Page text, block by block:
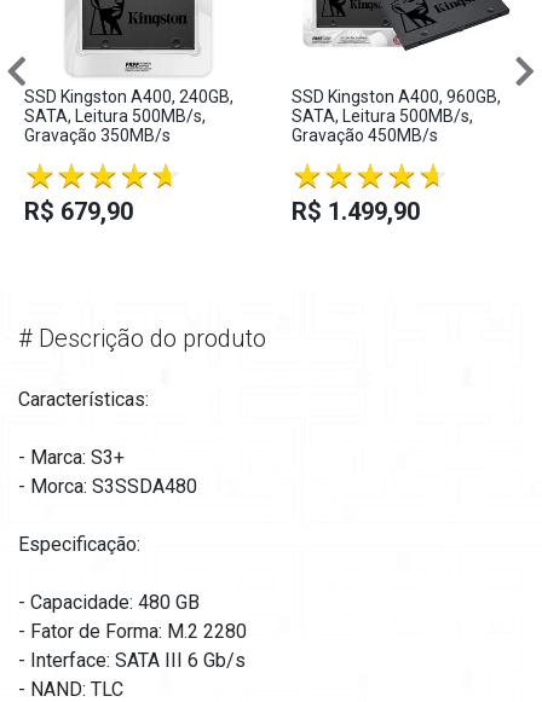
SSD Kingston A400, 240GB,
SATA, Leitura 500MB/s,
Gravação 350MB/s
R$ 679,90
SSD Kingston A400, 960GB,
SATA, Leitura 500MB/s,
Gravação 450MB/s
R$ 1.499,90
# Descrição do produto
Características:
- Marca: S3+
- Morca: S3SSDA480
Especificação:
- Capacidade: 480 GB
- Fator de Forma: M.2 2280
- Interface: SATA III 6 Gb/s
- NAND: TLC